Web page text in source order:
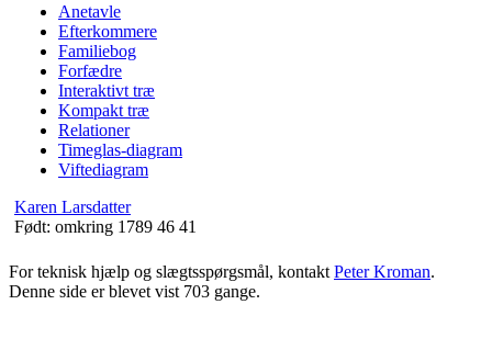
Anetavle
Efterkommere
Familiebog
Forfædre
Interaktivt træ
Kompakt træ
Relationer
Timeglas-diagram
Viftediagram
Karen Larsdatter
Født: omkring 1789 46 41
For teknisk hjælp og slægtsspørgsmål, kontakt Peter Kroman.
Denne side er blevet vist 703 gange.